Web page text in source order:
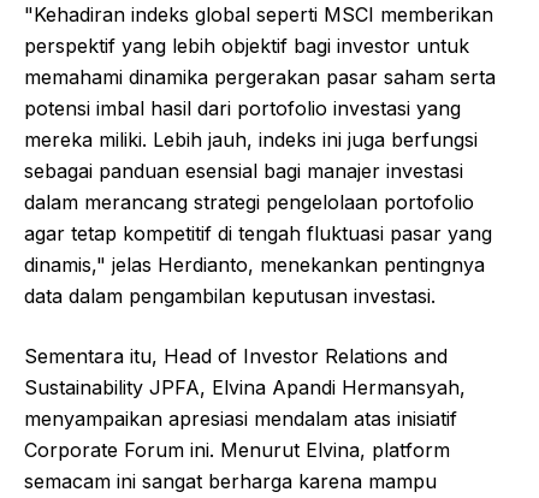
"Kehadiran indeks global seperti MSCI memberikan
perspektif yang lebih objektif bagi investor untuk
memahami dinamika pergerakan pasar saham serta
potensi imbal hasil dari portofolio investasi yang
mereka miliki. Lebih jauh, indeks ini juga berfungsi
sebagai panduan esensial bagi manajer investasi
dalam merancang strategi pengelolaan portofolio
agar tetap kompetitif di tengah fluktuasi pasar yang
dinamis," jelas Herdianto, menekankan pentingnya
data dalam pengambilan keputusan investasi.
Sementara itu, Head of Investor Relations and
Sustainability JPFA, Elvina Apandi Hermansyah,
menyampaikan apresiasi mendalam atas inisiatif
Corporate Forum ini. Menurut Elvina, platform
semacam ini sangat berharga karena mampu